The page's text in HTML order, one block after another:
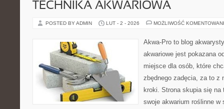
TECHNIKA AKWARIOWA
POSTED BY ADMIN LUT - 2 - 2026 MOŻLIWOŚĆ
Akwa-Pro to blog
akwariowe jest pokazana
miejsce dla osób, które
zbędnego zadęcia, za to z
kroki. Strona skupia się na
swoje akwarium roślinne w